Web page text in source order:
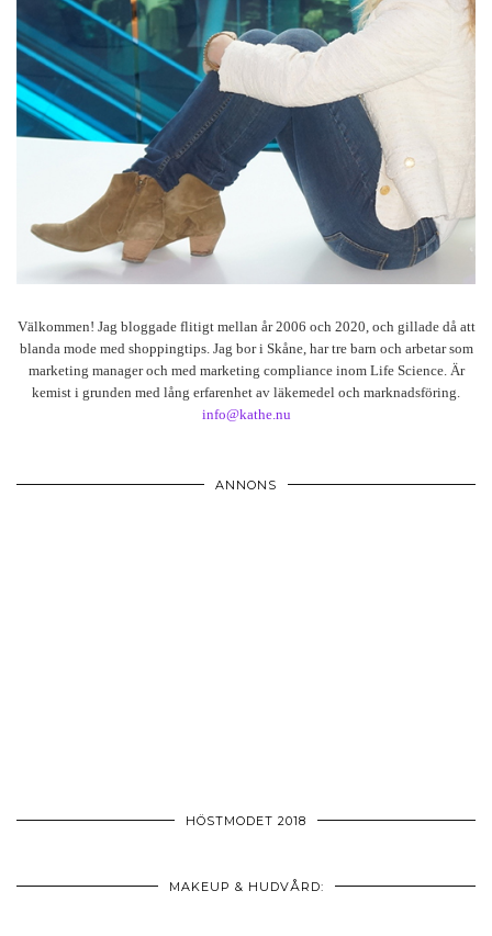
Välkommen! Jag bloggade flitigt mellan år 2006 och 2020, och gillade då att
blanda mode med shoppingtips. Jag bor i Skåne, har tre barn och arbetar som
marketing manager och med marketing compliance inom Life Science. Är
kemist i grunden med lång erfarenhet av läkemedel och marknadsföring.
info@kathe.nu
ANNONS
HÖSTMODET 2018
MAKEUP & HUDVÅRD: